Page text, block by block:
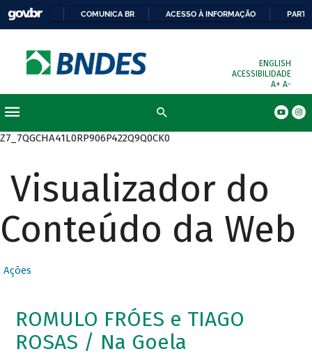
COMUNICA BR ACESSO À INFORMAÇÃO
ENGLISH
ACESSIBILIDADE
A+ A-
Z7_7QGCHA41L0RP906P422Q9Q0CK0
Visualizador do
Conteúdo da Web
Ações
ROMULO FRÓES e TIAGO
ROSAS / Na Goela